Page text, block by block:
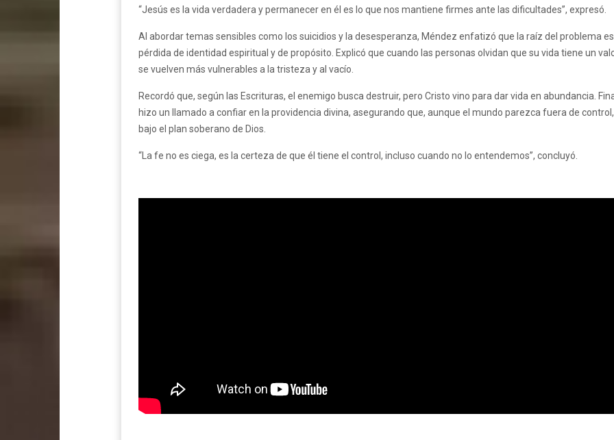
“Jesús es la vida verdadera y permanecer en él es lo que nos mantiene firmes ante las dificultades”, expresó.
Al abordar temas sensibles como los suicidios y la desesperanza, Méndez enfatizó que la raíz del problema
pérdida de identidad espiritual y de propósito. Explicó que cuando las personas olvidan que su vida tiene un
se vuelven más vulnerables a la tristeza y al vacío.
Recordó que, según las Escrituras, el enemigo busca destruir, pero Cristo vino para dar vida en abundancia.
hizo un llamado a confiar en la providencia divina, asegurando que, aunque el mundo parezca fuera de
bajo el plan soberano de Dios.
“La fe no es ciega, es la certeza de que él tiene el control, incluso cuando no lo entendemos”, concluyó.